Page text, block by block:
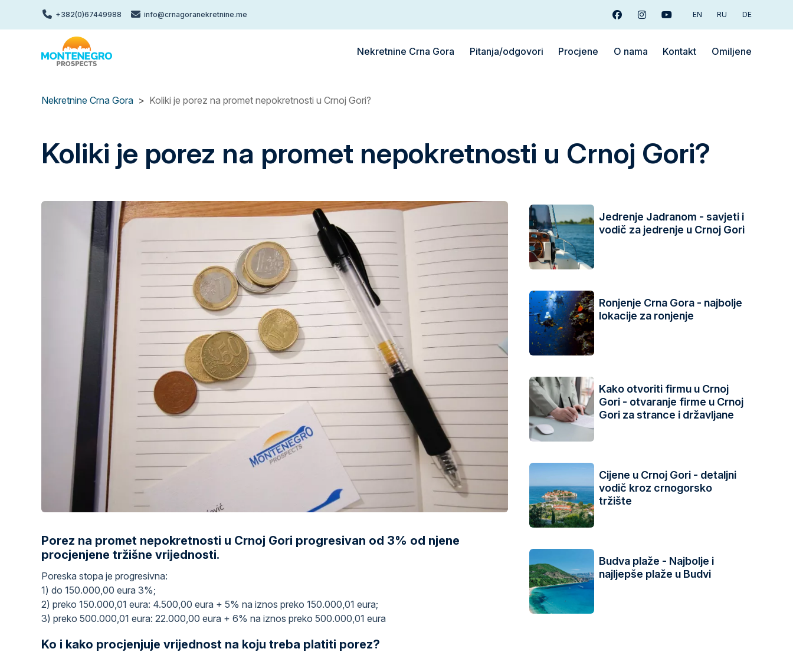
+382(0)67449988 info@crnagoranekretnine.me FacebookInstagramYoutubeEN RU DE
Nekretnine Crna Gora Pitanja/odgovori Procjene O nama Kontakt Omiljene
Nekretnine Crna Gora Koliki je porez na promet nepokretnosti u Crnoj Gori?
Koliki je porez na promet nepokretnosti u Crnoj Gori?
Porez na promet nepokretnosti u Crnoj Gori progresivan od 3% od njene
procjenjene tržišne vrijednosti.
Poreska stopa je progresivna:
1) do 150.000,00 eura 3%;
2) preko 150.000,01 eura: 4.500,00 eura + 5% na iznos preko 150.000,01 eura;
3) preko 500.000,01 eura: 22.000,00 eura + 6% na iznos preko 500.000,01 eura
Ko i kako procjenjuje vrijednost na koju treba platiti porez?
Jedrenje Jadranom - savjeti i
vodič za jedrenje u Crnoj Gori
Ronjenje Crna Gora - najbolje
lokacije za ronjenje
Kako otvoriti firmu u Crnoj
Gori - otvaranje firme u Crnoj
Gori za strance i državljane
Cijene u Crnoj Gori - detaljni
vodič kroz crnogorsko
tržište
Budva plaže - Najbolje i
najljepše plaže u Budvi